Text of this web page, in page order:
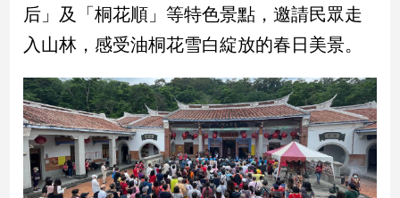
觀
民
國
會
焦
點
后」及「桐花順」等特色景點，邀請民眾走
入山林，感受油桐花雪白綻放的春日美景。